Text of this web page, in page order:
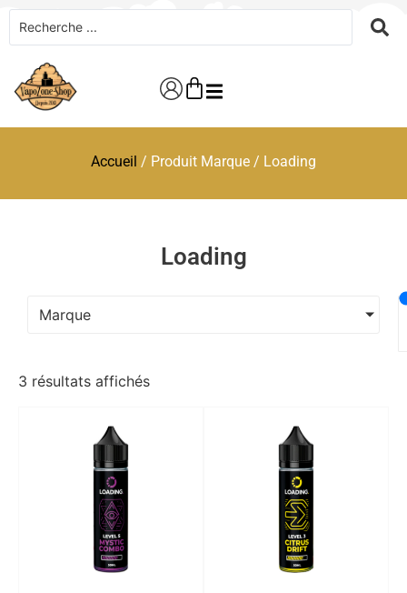
Accueil / Produit Marque / Loading
Loading
Marque
3 résultats affichés